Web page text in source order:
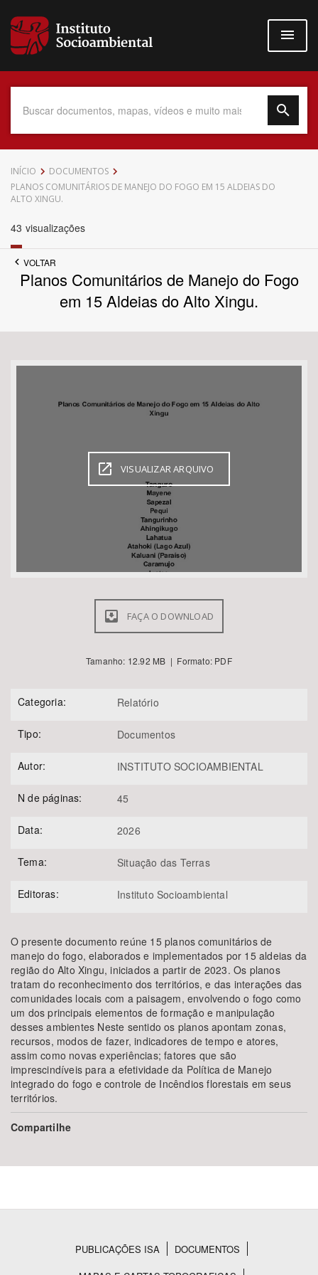
para
conteúdo
Data do Documento
Área de Levantamento
INÍCIO
DOCUMENTOS
PLANOS COMUNITÁRIOS DE MANEJO DO FOGO EM 15 ALDEIAS DO
ALTO XINGU.
43 visualizações
VOLTAR
Planos Comunitários de Manejo do Fogo
em 15 Aldeias do Alto Xingu.
VISUALIZAR ARQUIVO
FAÇA O DOWNLOAD
Tamanho: 12.92 MB | Formato: PDF
Categoria: Relatório
Tipo: Documentos
Autor: INSTITUTO SOCIOAMBIENTAL
N de páginas: 45
Data: 2026
Tema: Situação das Terras
Editoras: Instituto Socioambiental
O presente documento reúne 15 planos comunitários de
manejo do fogo, elaborados e implementados por 15 aldeias da
região do Alto Xingu, iniciados a partir de 2023. Os planos
tratam do reconhecimento dos territórios, e das interações das
comunidades locais com a paisagem, envolvendo o fogo como
um dos principais elementos de formação e manipulação
desses ambientes Neste sentido os planos apontam zonas,
recursos, modos de fazer, indicadores de tempo e atores,
assim como novas experiências; fatores que são
imprescindíveis para a efetividade da Política de Manejo
integrado do fogo e controle de Incêndios florestais em seus
territórios.
Compartilhe
Rodapé
PUBLICAÇÕES ISA
DOCUMENTOS